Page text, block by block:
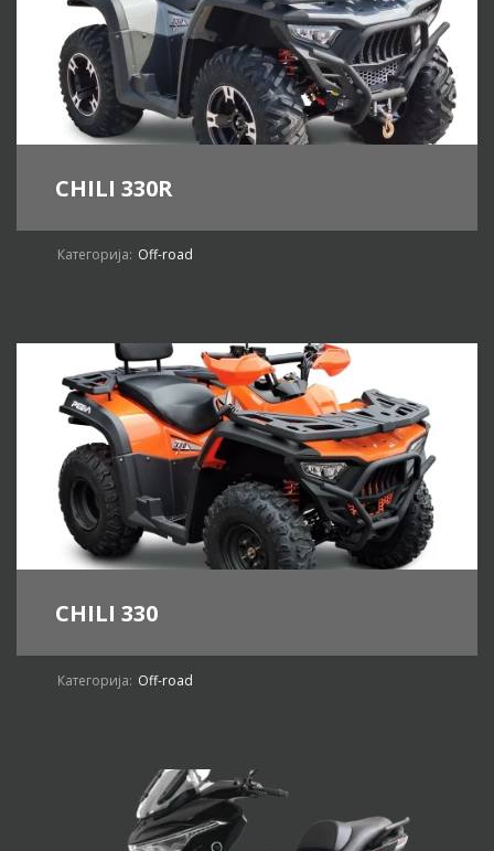
CHILI 330R
Категорија: Off-road
CHILI 330
Категорија: Off-road